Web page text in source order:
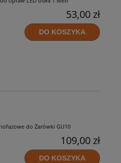
53,00 zł
DO KOSZYKA
do Żarówki GU10
109,00 zł
DO KOSZYKA